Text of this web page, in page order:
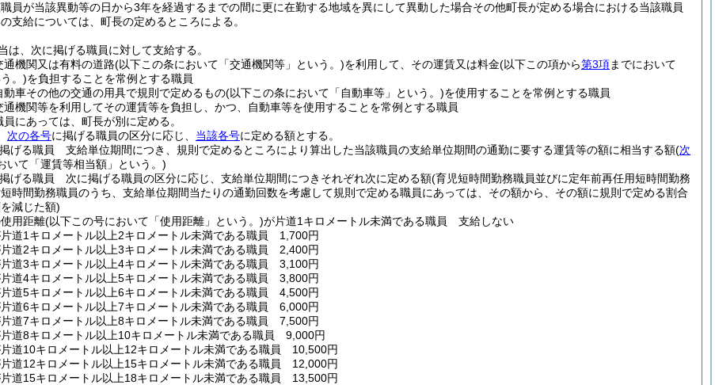
員が当該異動等の日から3年を経過するまでの間に更に在勤する地域を異にして異動した場合その他町長が定める場合における当該職員
支給については、町長の定めるところによる。
は、次に掲げる職員に対して支給する。
通機関又は有料の道路(以下この条において「交通機関等」という。)を利用して、その運賃又は料金(以下この項から第3項までにおいて
。)を負担することを常例とする職員
動車その他の交通の用具で規則で定めるもの(以下この条において「自動車等」という。)を使用することを常例とする職員
通機関等を利用してその運賃等を負担し、かつ、自動車等を使用することを常例とする職員
員にあっては、町長が別に定める。
次の各号に掲げる職員の区分に応じ、 当該各号に定める額とする。
げる職員 支給単位期間につき、規則で定めるところにより算出した当該職員の支給単位期間の通勤に要する運賃等の額に相当する額(次
いて「運賃等相当額」という。)
げる職員 次に掲げる職員の区分に応じ、支給単位期間につきそれぞれ次に定める額(育児短時間勤務職員並びに定年前再任用短時間勤務
時間勤務職員のうち、支給単位期間当たりの通勤回数を考慮して規則で定める職員にあっては、その額から、その額に規則で定める割合
減じた額)
用距離(以下この号において「使用距離」という。)が片道1キロメートル未満である職員 支給しない
道1キロメートル以上2キロメートル未満である職員 1,700円
道2キロメートル以上3キロメートル未満である職員 2,400円
道3キロメートル以上4キロメートル未満である職員 3,100円
道4キロメートル以上5キロメートル未満である職員 3,800円
道5キロメートル以上6キロメートル未満である職員 4,500円
道6キロメートル以上7キロメートル未満である職員 6,000円
道7キロメートル以上8キロメートル未満である職員 7,500円
道8キロメートル以上10キロメートル未満である職員 9,000円
道10キロメートル以上12キロメートル未満である職員 10,500円
道12キロメートル以上15キロメートル未満である職員 12,000円
道15キロメートル以上18キロメートル未満である職員 13,500円